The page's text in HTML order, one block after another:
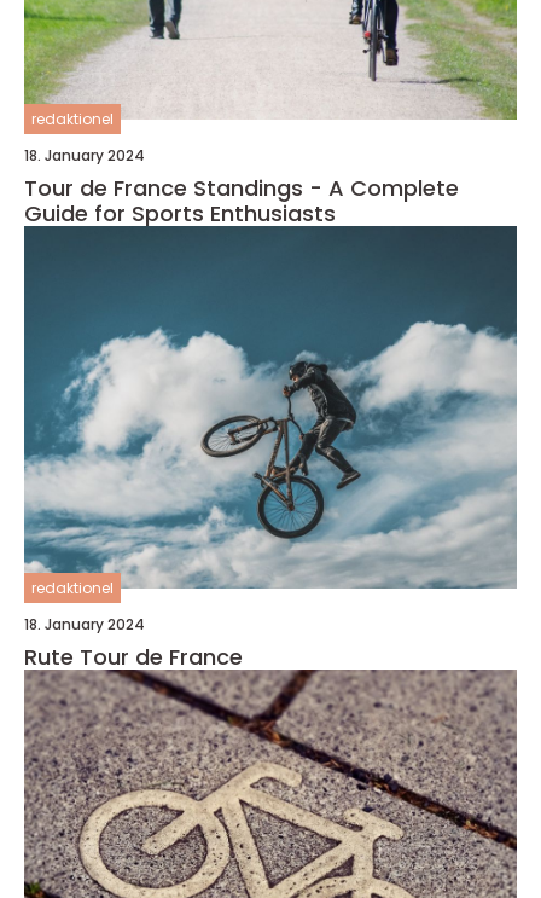
redaktionel
18. January 2024
Tour de France Standings - A Complete
Guide for Sports Enthusiasts
redaktionel
18. January 2024
Rute Tour de France